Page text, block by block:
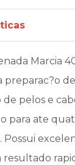
Marcia
preparac?o
pelos e
para ate
Possui